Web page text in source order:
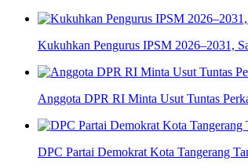
Kukuhkan Pengurus IPSM 2026–2031,
Anggota DPR RI Minta Usut Tuntas
DPC Partai Demokrat Kota Tangerang